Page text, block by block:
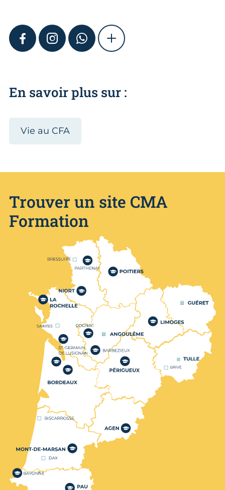
FACEBOOKINSTAGRAMWHATSAPPSHOW MORE
En savoir plus sur :
Vie au CFA
Trouver un site CMA
Formation
Nos centres de formation